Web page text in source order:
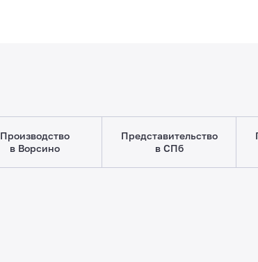
Производство
в Ворсино
Представительство
в СПб